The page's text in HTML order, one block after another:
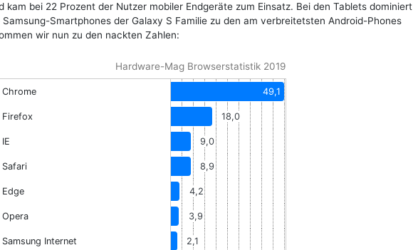
kam bei 22 Prozent der Nutzer mobiler Endgeräte zum Einsatz. Bei den Tablets dominiert
Smartphones der Galaxy S Familie zu den am verbreitetsten Android-Phones
wir nun zu den nackten Zahlen:
Hardware-Mag Browserstatistik 2019
Chrome 49,1
Firefox 18,0
IE 9,0
Safari 8,9
Edge 4,2
Opera 3,9
Samsung Internet 2,1